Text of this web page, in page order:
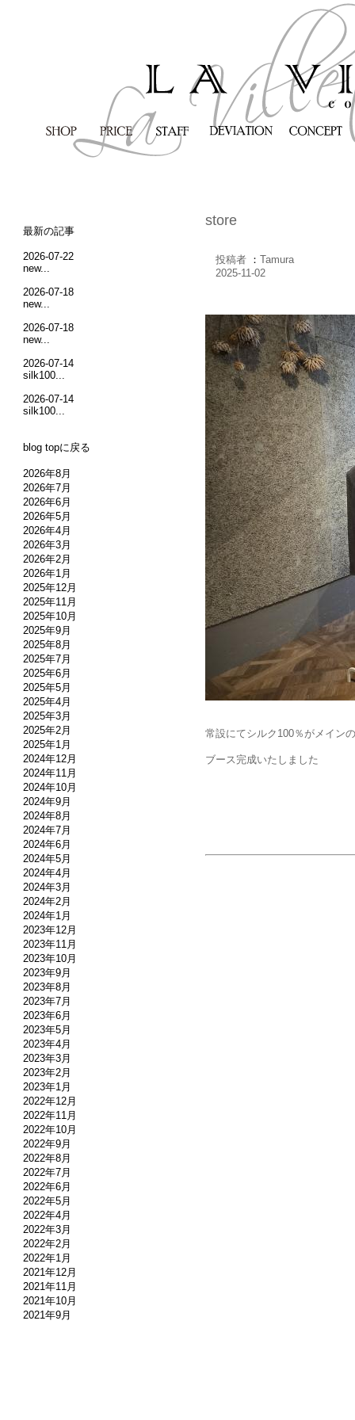
最新の記事
2026-07-22
new...
2026-07-18
new...
2026-07-18
new...
2026-07-14
silk100...
2026-07-14
silk100...
blog topに戻る
2026年8月
2026年7月
2026年6月
2026年5月
2026年4月
2026年3月
2026年2月
2026年1月
2025年12月
2025年11月
2025年10月
2025年9月
2025年8月
2025年7月
2025年6月
2025年5月
2025年4月
2025年3月
2025年2月
2025年1月
2024年12月
2024年11月
2024年10月
2024年9月
2024年8月
2024年7月
2024年6月
2024年5月
2024年4月
2024年3月
2024年2月
2024年1月
2023年12月
2023年11月
2023年10月
2023年9月
2023年8月
2023年7月
2023年6月
2023年5月
2023年4月
2023年3月
2023年2月
2023年1月
2022年12月
2022年11月
2022年10月
2022年9月
2022年8月
2022年7月
2022年6月
2022年5月
2022年4月
2022年3月
2022年2月
2022年1月
2021年12月
2021年11月
2021年10月
2021年9月
store
投稿者 ： Tamura
2025-11-02
常設にてシルク100％がメインの
ブース完成いたしました